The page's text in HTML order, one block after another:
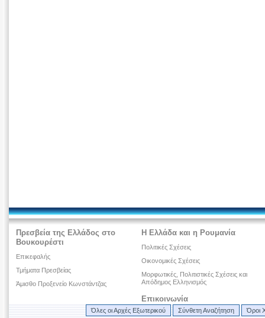
Πρεσβεία της Ελλάδος στο
Βουκουρέστι
Επικεφαλής
Τμήματα Πρεσβείας
Άμισθο Προξενείο Κωνστάντζας
Η Ελλάδα και η Ρουμανία
Πολιτικές Σχέσεις
Οικονομικές Σχέσεις
Μορφωτικές, Πολιτιστικές Σχέσεις και
Απόδημος Ελληνισμός
Επικοινωνία
Όλες οι Αρχές Εξωτερικού Σύνθετη Αναζήτηση Όροι